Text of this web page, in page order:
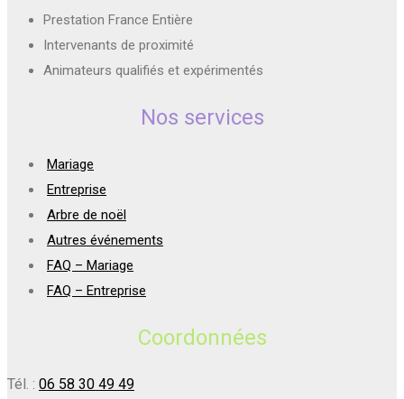
Prestation France Entière
Intervenants de proximité
Animateurs qualifiés et expérimentés
Nos services
Mariage
Entreprise
Arbre de noël
Autres événements
FAQ – Mariage
FAQ – Entreprise
Coordonnées
Tél. : 06 58 30 49 49